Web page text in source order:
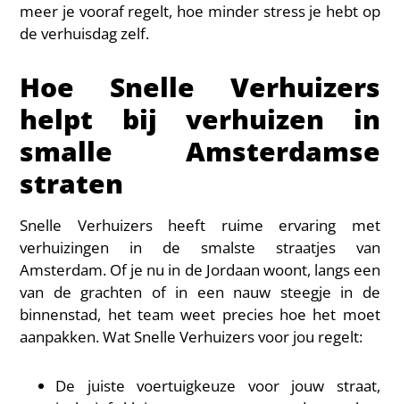
meer je vooraf regelt, hoe minder stress je hebt op
de verhuisdag zelf.
Hoe Snelle Verhuizers
helpt bij verhuizen in
smalle Amsterdamse
straten
Snelle Verhuizers heeft ruime ervaring met
verhuizingen in de smalste straatjes van
Amsterdam. Of je nu in de Jordaan woont, langs een
van de grachten of in een nauw steegje in de
binnenstad, het team weet precies hoe het moet
aanpakken. Wat Snelle Verhuizers voor jou regelt:
De juiste voertuigkeuze voor jouw straat,